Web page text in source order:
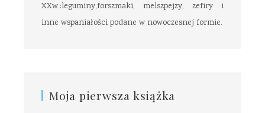
XXw.:leguminy,forszmaki, melszpejzy, zefiry i
inne wspaniałości podane w nowoczesnej formie.
Moja pierwsza książka